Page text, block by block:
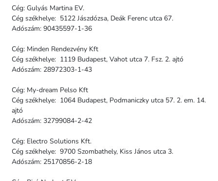
Cég: Gulyás Martina EV.
Cég székhelye: 5122 Jászdózsa, Deák Ferenc utca 67.
Adószám: 90435597-1-36
Cég: Minden Rendezvény Kft
Cég székhelye: 1119 Budapest, Vahot utca 7. Fsz. 2. ajtó
Adószám: 28972303-1-43
Cég: My-dream Pelso Kft
Cég székhelye: 1064 Budapest, Podmaniczky utca 57. 2. em. 14.
ajtó
Adószám: 32799084-2-42
Cég: Electro Solutions Kft.
Cég székhelye: 9700 Szombathely, Kiss János utca 3.
Adószám: 25170856-2-18